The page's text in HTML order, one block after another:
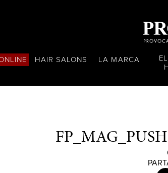
HAIR SALONS LA MARCA